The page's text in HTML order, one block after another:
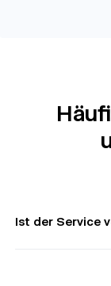
Ist der Service